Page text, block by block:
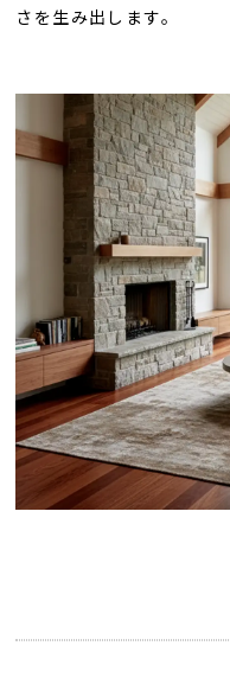
さを生み出します。